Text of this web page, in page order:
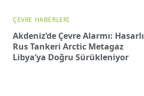
ÇEVRE HABERLERI
Akdeniz’de Çevre Alarmı: Hasarlı
Rus Tankeri Arctic Metagaz
Libya’ya Doğru Sürükleniyor